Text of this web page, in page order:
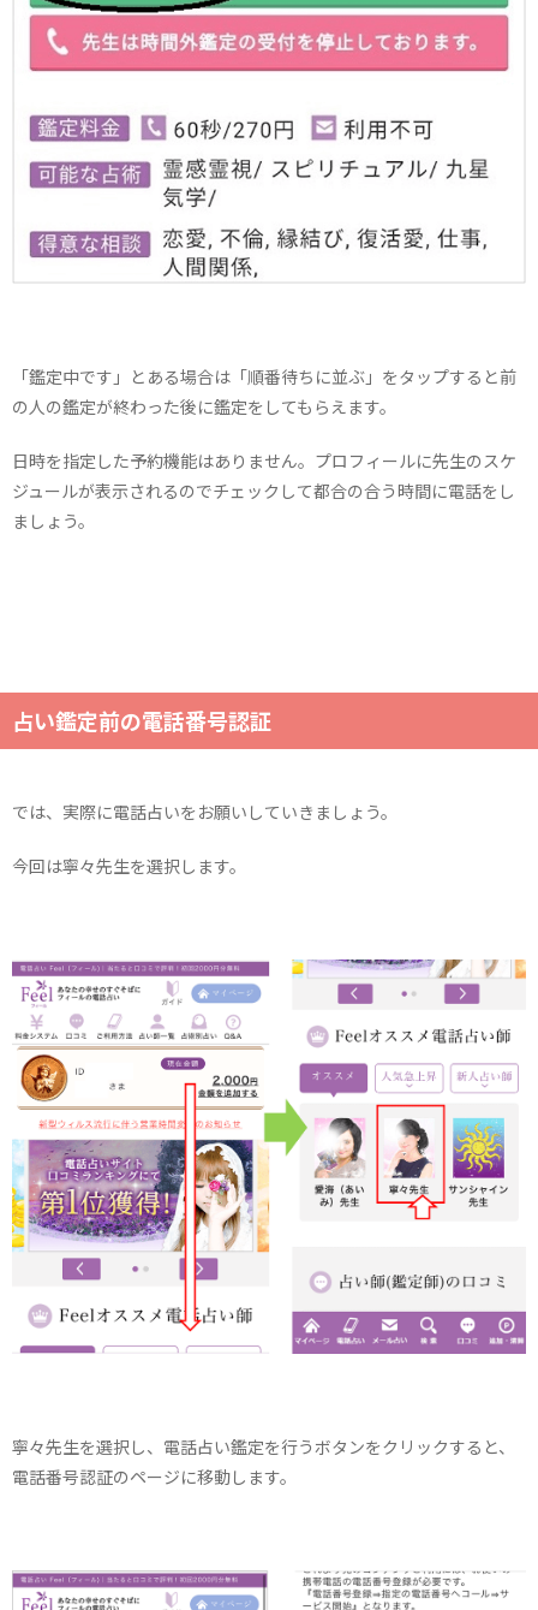
「鑑定中です」とある場合は「順番待ちに並ぶ」をタップすると前
の人の鑑定が終わった後に鑑定をしてもらえます。
日時を指定した予約機能はありません。プロフィールに先生のスケ
ジュールが表示されるのでチェックして都合の合う時間に電話をし
ましょう。
占い鑑定前の電話番号認証
では、実際に電話占いをお願いしていきましょう。
今回は寧々先生を選択します。
寧々先生を選択し、電話占い鑑定を行うボタンをクリックすると、
電話番号認証のページに移動します。